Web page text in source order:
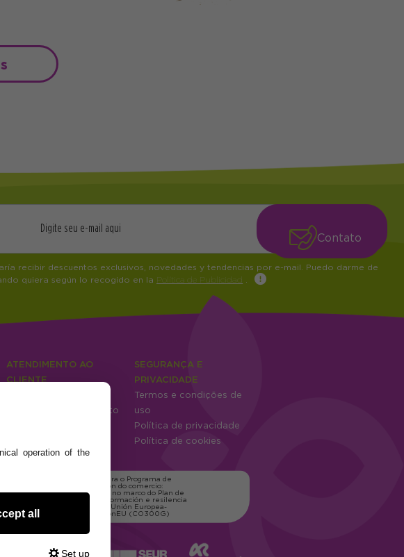
recibir descuentos exclusivos, novedades y tendencias por e-mail. Puedo darme de
quiera según lo recogido en la Política de Publicidad
ATENDIMENTO AO
CLIENTE
Métodos de pagamento
SEGURANÇA E
PRIVACIDADE
Termos e condições de
uso
Política de privacidade
Política de cookies
Subvencións para o Programa de
modernización do comercio:
Fondo Tecnolóxico, no marco do Plan de
recuperación, transformación e resilencia
finaciado pola Unión Europea-
NextGenerationEU (CO300G)
Contato
operation of the
all
Set up